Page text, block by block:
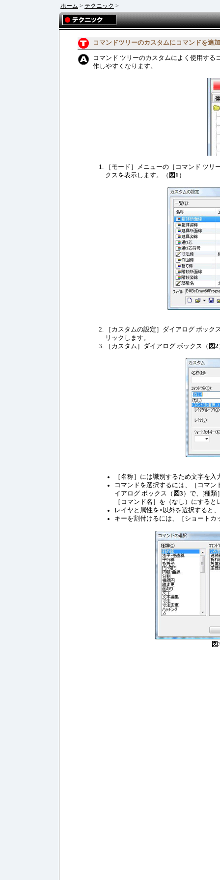
ホーム > テクニック >
コマンドツリーのカスタムにコマンドを追
コマンド ツリーのカスタムによく使用す
作しやすくなります。
［モード］メニューの［コマンド ツ
クスを表示します。（ 図1 ）
［カスタムの設定］ダイアログ ボッ
リックします。
［カスタム］ダイアログ ボックス（ 図2
［名称］には識別するため文字を入
コマンドを選択するには、［コマ
イアログ ボックス（ 図3 ）で、[種類
［コマンド名］を（なし）にする
レイヤと属性を×以外を選択すると
キーを割付けるには、［ショート
図